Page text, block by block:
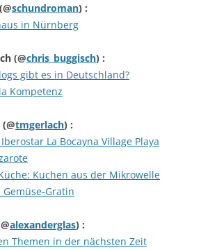
(@schundroman) :
in Nürnberg
(@chris_buggisch) :
gibt es in Deutschland?
Kompetenz
(@tmgerlach) :
La Bocayna Village Playa
Kuchen aus der Mikrowelle
Gemüse-Gratin
alexanderglas) :
Themen in der nächsten Zeit